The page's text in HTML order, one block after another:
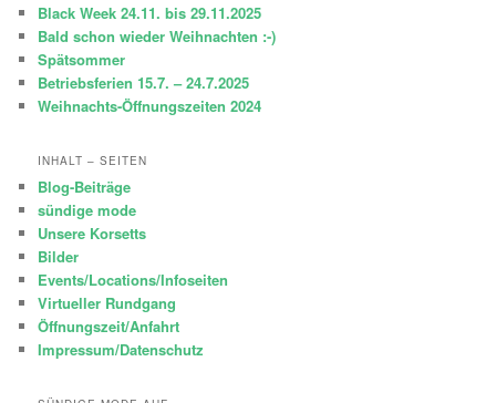
n
Black Week 24.11. bis 29.11.2025
Bald schon wieder Weihnachten :-)
Spätsommer
Betriebsferien 15.7. – 24.7.2025
Weihnachts-Öffnungszeiten 2024
INHALT – SEITEN
Blog-Beiträge
sündige mode
Unsere Korsetts
Bilder
Events/Locations/Infoseiten
Virtueller Rundgang
Öffnungszeit/Anfahrt
Impressum/Datenschutz